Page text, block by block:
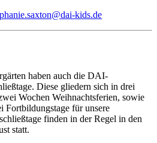
kids.de
haben auch die DAI-
Diese gliedern sich in drei
Wochen Weihnachtsferien, sowie
Fortbildungstage für unsere
finden in der Regel in den
statt.